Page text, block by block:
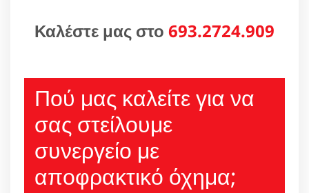
Καλέστε μας στο 693.2724.909
Πού μας καλείτε για να
σας στείλουμε
συνεργείο με
αποφρακτικό όχημα;